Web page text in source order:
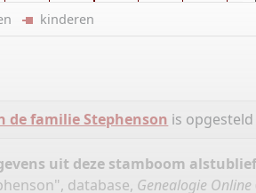
kinderen
de familie Stephenson is
uit deze stamboom
database, Genealogie Online